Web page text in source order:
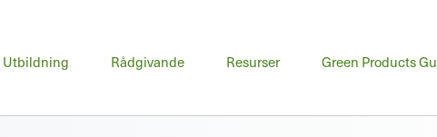
Huvudmeny
Utbildning Rådgivande Resurser Green Products